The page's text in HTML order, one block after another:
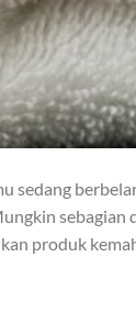
sedang
sebagian
produk